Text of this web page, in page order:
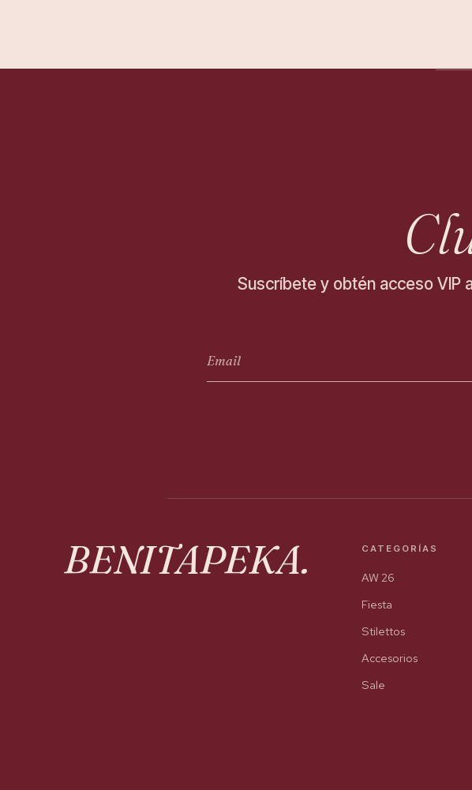
Suscríbete y obtén acceso VIP
BENITAPEKA. CATEGORÍAS
AW 26
Fiesta
Stilettos
Accesorios
Sale